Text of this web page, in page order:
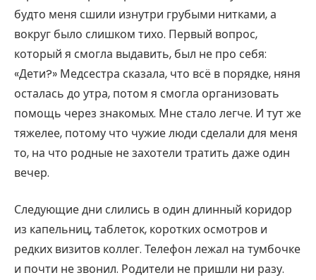
будто меня сшили изнутри грубыми нитками, а
вокруг было слишком тихо. Первый вопрос,
который я смогла выдавить, был не про себя:
«Дети?» Медсестра сказала, что всё в порядке, няня
осталась до утра, потом я смогла организовать
помощь через знакомых. Мне стало легче. И тут же
тяжелее, потому что чужие люди сделали для меня
то, на что родные не захотели тратить даже один
вечер.
Следующие дни слились в один длинный коридор
из капельниц, таблеток, коротких осмотров и
редких визитов коллег. Телефон лежал на тумбочке
и почти не звонил. Родители не пришли ни разу.